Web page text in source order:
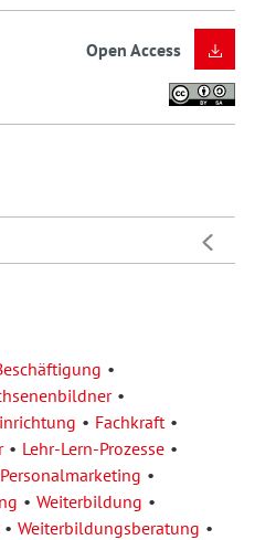
Open Access
Fachkraft
Lehr-Lern-Prozesse
Personalmarketing
Weiterbildung
Weiterbildungsberatung